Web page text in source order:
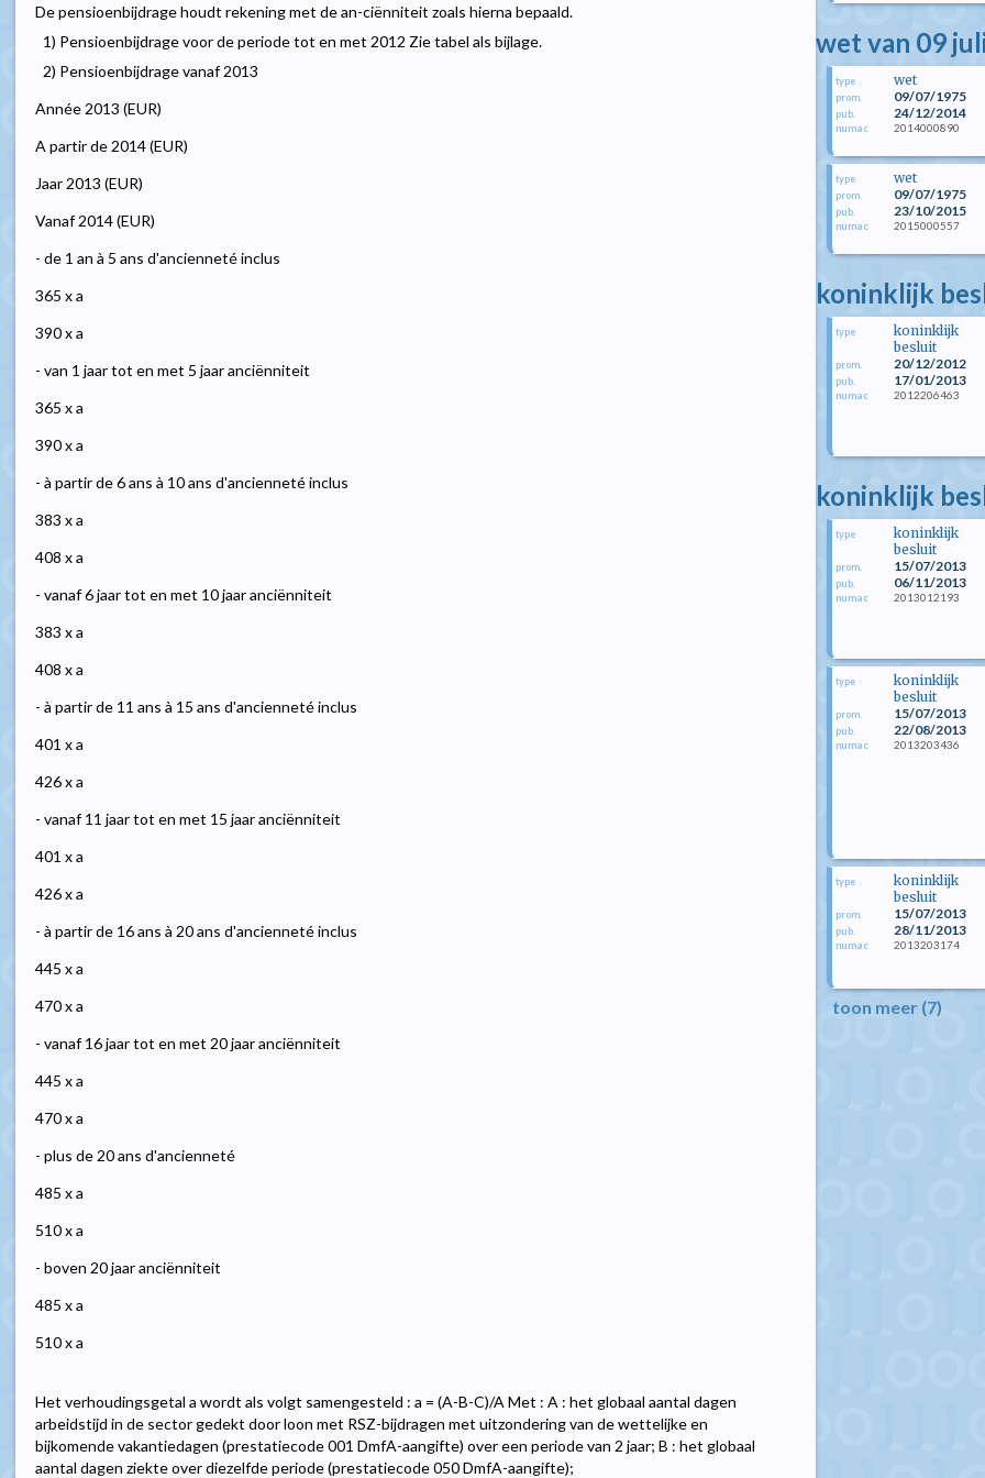
De pensioenbijdrage houdt rekening met de an-ciënniteit zoals hierna bepaald.
1) Pensioenbijdrage voor de periode tot en met 2012 Zie tabel als bijlage.
2) Pensioenbijdrage vanaf 2013
Année 2013 (EUR)
A partir de 2014 (EUR)
Jaar 2013 (EUR)
Vanaf 2014 (EUR)
- de 1 an à 5 ans d'ancienneté inclus
365 x a
390 x a
- van 1 jaar tot en met 5 jaar anciënniteit
365 x a
390 x a
- à partir de 6 ans à 10 ans d'ancienneté inclus
383 x a
408 x a
- vanaf 6 jaar tot en met 10 jaar anciënniteit
383 x a
408 x a
- à partir de 11 ans à 15 ans d'ancienneté inclus
401 x a
426 x a
- vanaf 11 jaar tot en met 15 jaar anciënniteit
401 x a
426 x a
- à partir de 16 ans à 20 ans d'ancienneté inclus
445 x a
470 x a
- vanaf 16 jaar tot en met 20 jaar anciënniteit
445 x a
470 x a
- plus de 20 ans d'ancienneté
485 x a
510 x a
- boven 20 jaar anciënniteit
485 x a
510 x a
Het verhoudingsgetal a wordt als volgt samengesteld : a = (A-B-C)/A Met : A : het globaal aantal dagen
arbeidstijd in de sector gedekt door loon met RSZ-bijdragen met uitzondering van de wettelijke en
bijkomende vakantiedagen (prestatiecode 001 DmfA-aangifte) over een periode van 2 jaar; B : het globaal
aantal dagen ziekte over diezelfde periode (prestatiecode 050 DmfA-aangifte);
wet van 09
type wet
prom. 09/07/1975
pub. 24/12/2014
numac 2014000890
type wet
prom. 09/07/1975
pub. 23/10/2015
numac 2015000557
koninklijk
type
koninklijk
besluit
prom. 20/12/2012
pub. 17/01/2013
numac 2012206463
koninklijk
type
koninklijk
besluit
prom. 15/07/2013
pub. 06/11/2013
numac 2013012193
type
koninklijk
besluit
prom. 15/07/2013
pub. 22/08/2013
numac 2013203436
type
koninklijk
besluit
prom. 15/07/2013
pub. 28/11/2013
numac 2013203174
toon meer (7)